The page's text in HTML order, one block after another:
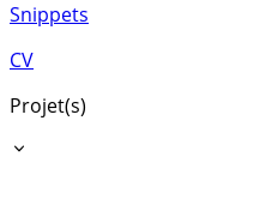
Snippets
CV
Projet(s)